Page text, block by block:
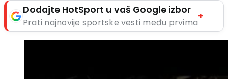
Dodajte HotSport u vaš Google izbor
Prati najnovije sportske vesti među prvima
+